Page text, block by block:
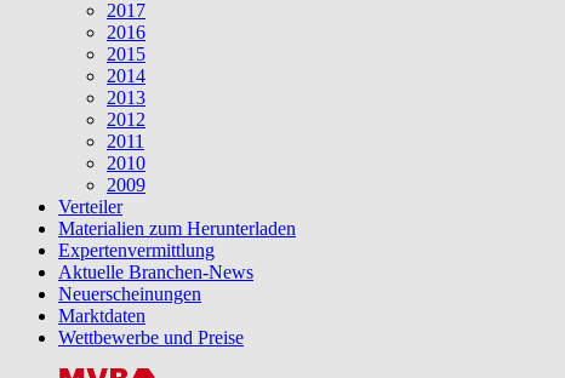
2017
2016
2015
2014
2013
2012
2011
2010
2009
Verteiler
Materialien zum Herunterladen
Expertenvermittlung
Aktuelle Branchen-News
Neuerscheinungen
Marktdaten
Wettbewerbe und Preise